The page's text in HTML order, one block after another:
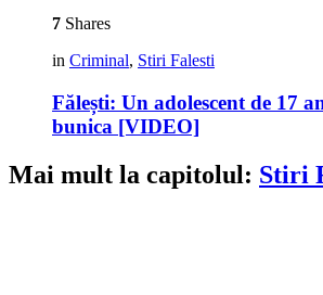
7 Shares
in Criminal, Stiri Falesti
Fălești: Un adolescent de 17
bunica [VIDEO]
Mai mult la capitolul: Stiri